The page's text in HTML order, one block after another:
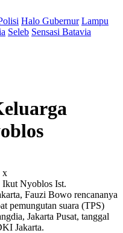
Halo Gubernur Lampu
Seleb Sensasi Batavia
x
Ist.
Fauzi Bowo rencananya
pemungutan suara (TPS)
Jakarta Pusat, tanggal
Jakarta.